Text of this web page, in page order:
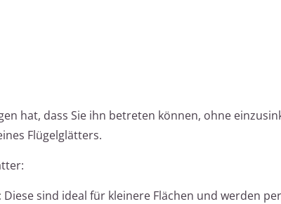
hat, dass Sie ihn betreten können, ohne
Flügelglätters.
Diese sind ideal für kleinere Flächen und werden